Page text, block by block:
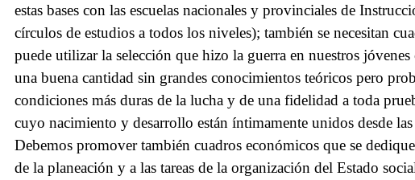
estas bases con las escuelas nacionales y provinciales de
círculos de estudios a todos los niveles); también se necesitan
puede utilizar la selección que hizo la guerra en nuestros
una buena cantidad sin grandes conocimientos teóricos pero
condiciones más duras de la lucha y de una fidelidad a toda
cuyo nacimiento y desarrollo están íntimamente unidos desde
Debemos promover también cuadros económicos que se
de la planeación y a las tareas de la organización del Estado